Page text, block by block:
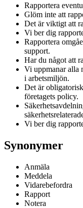
Rapportera
Glöm inte att
Det är viktigt att
Vi ber dig
Rapportera
support.
Har du något att
Vi uppmanar alla
i arbetsmiljön.
Det är
företagets policy.
Vi ber dig
Synonymer
Anmäla
Meddela
Vidarebefordra
Rapport
Notera